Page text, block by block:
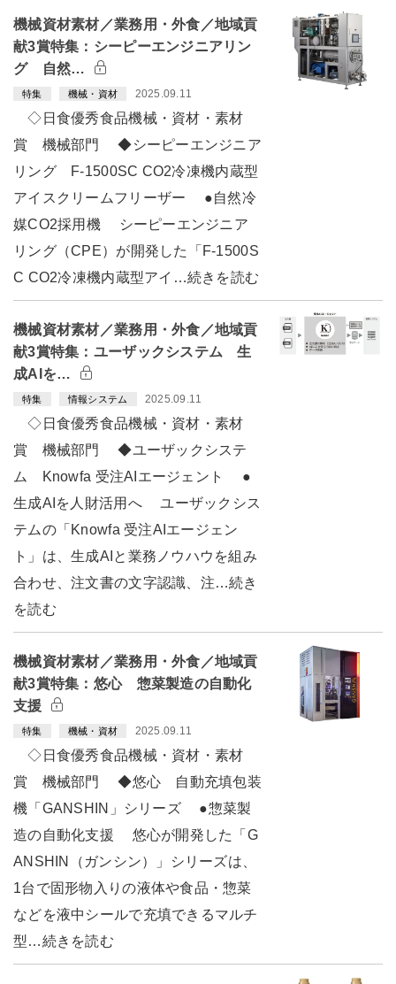
機械資材素材／業務用・外食／地域貢
献3賞特集：シーピーエンジニアリン
グ 自然…
特集 機械・資材 2025.09.11
◇日食優秀食品機械・資材・素材
賞 機械部門 ◆シーピーエンジニア
リング F-1500SC CO2冷凍機内蔵型
アイスクリームフリーザー ●自然冷
媒CO2採用機 シーピーエンジニア
リング（CPE）が開発した「F-1500S
C CO2冷凍機内蔵型アイ…続きを読む
機械資材素材／業務用・外食／地域貢
献3賞特集：ユーザックシステム 生
成AIを…
特集 情報システム 2025.09.11
◇日食優秀食品機械・資材・素材
賞 機械部門 ◆ユーザックシステ
ム Knowfa 受注AIエージェント ●
生成AIを人財活用へ ユーザックシス
テムの「Knowfa 受注AIエージェン
ト」は、生成AIと業務ノウハウを組み
合わせ、注文書の文字認識、注…続き
を読む
機械資材素材／業務用・外食／地域貢
献3賞特集：悠心 惣菜製造の自動化
支援
特集 機械・資材 2025.09.11
◇日食優秀食品機械・資材・素材
賞 機械部門 ◆悠心 自動充填包装
機「GANSHIN」シリーズ ●惣菜製
造の自動化支援 悠心が開発した「G
ANSHIN（ガンシン）」シリーズは、
1台で固形物入りの液体や食品・惣菜
などを液中シールで充填できるマルチ
型…続きを読む